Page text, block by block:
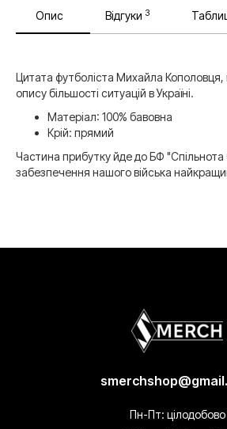
Опис Відгуки 3
Цитата футболіста Михайла Кополовця,
опису більшості ситуацій в Україні.
Матеріал: 100% бавовна
Крій: прямий
Частина прибутку йде до БФ
забезпечення нашого війська
Пн-Пт: цілодобово